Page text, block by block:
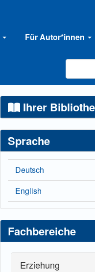
Für Autor*innen
Ihrer
Sprache
Deutsch
English
Fachbereiche
Erziehung